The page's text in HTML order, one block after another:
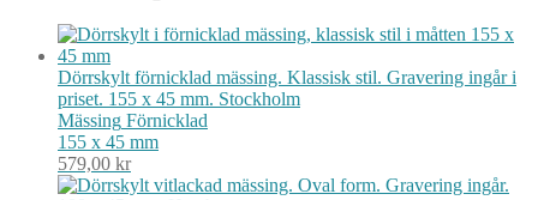
Dörrskylt förnicklad mässing. Klassisk stil. Gravering ingår i
priset. 155 x 45 mm. Stockholm
Mässing Förnicklad
155 x 45 mm
579,00 kr